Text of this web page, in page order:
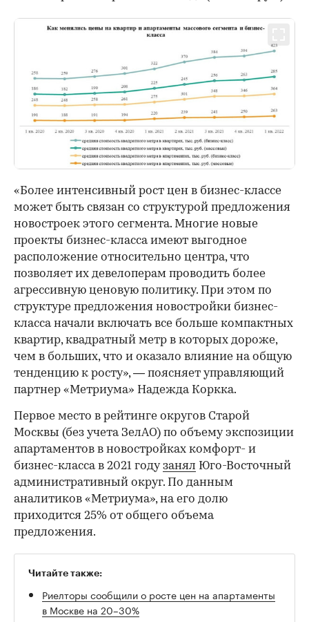
«Более интенсивный рост цен в бизнес-классе
может быть связан со структурой предложения
новостроек этого сегмента. Многие новые
проекты бизнес-класса имеют выгодное
расположение относительно центра, что
позволяет их девелоперам проводить более
агрессивную ценовую политику. При этом по
структуре предложения новостройки бизнес-
класса начали включать все больше компактных
квартир, квадратный метр в которых дороже,
чем в больших, что и оказало влияние на общую
тенденцию к росту», — поясняет управляющий
партнер «Метриума» Надежда Коркка.
Первое место в рейтинге округов Старой
Москвы (без учета ЗелАО) по объему экспозиции
апартаментов в новостройках комфорт- и
бизнес-класса в 2021 годузанял Юго-Восточный
административный округ. По данным
аналитиков «Метриума», на его долю
приходится 25% от общего объема
предложения.
Читайте также:
Риелторы сообщили о росте цен на апартаменты
в Москве на 20–30%